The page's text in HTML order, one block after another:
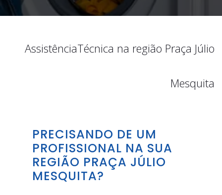
AssistênciaTécnica na região Praça Júlio
Mesquita
PRECISANDO DE UM
PROFISSIONAL NA SUA
REGIÃO PRAÇA JÚLIO
MESQUITA?